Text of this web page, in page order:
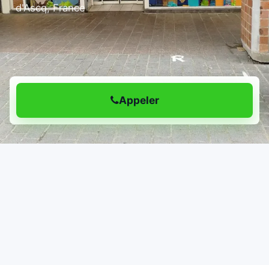
d'Ascq, France
Appeler